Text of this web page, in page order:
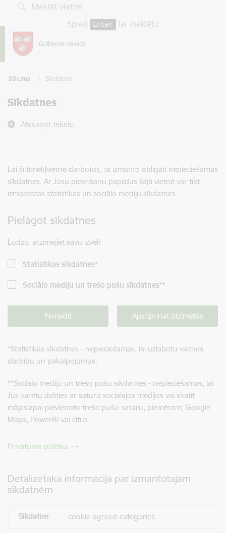
Pāriet uz lapas saturu
Spied
Enter lai meklētu
Sākums Sīkdatnes
Sīkdatnes
Atskaņot tekstu
Lai šī tīmekļvietne darbotos, tā izmanto obligāti nepieciešamās
sīkdatnes. Ar Jūsu piekrišanu papildus šajā vietnē var tikt
izmantotas statistikas un sociālo mediju sīkdatnes.
Pielāgot sīkdatnes
Lūdzu, atzīmējiet savu izvēli:
Statistikas sīkdatnes*
Sociālo mediju un trešo pušu sīkdatnes**
Noraidīt Apstiprināt atzīmētās
*Statistikas sīkdatnes - nepieciešamas, lai uzlabotu vietnes
darbību un pakalpojumus.
**Sociālo mediju un trešo pušu sīkdatnes - nepieciešamas, lai
Jūs varētu dalīties ar saturu sociālajos medijos vai skatīt
mājaslapai pievienoto trešo pušu saturu, piemēram, Google
Maps, PowerBI vai citus.
Privātuma politika
Detalizētāka informācija par izmantotajām
sīkdatnēm
cookie-agreed-categories